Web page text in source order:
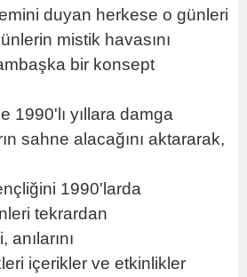
duyan herkese o günleri
mistik havasını
bir konsept
1990'lı yıllara damga
sahne alacağını aktararak,
1990'larda
tekrardan
içerikler ve etkinlikler